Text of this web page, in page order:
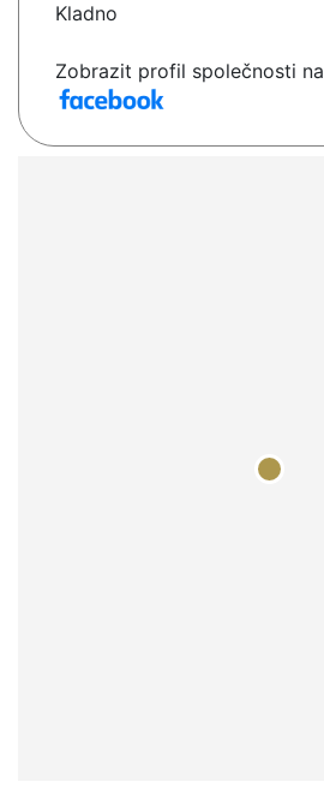
Kladno
Zobrazit profil společnosti na